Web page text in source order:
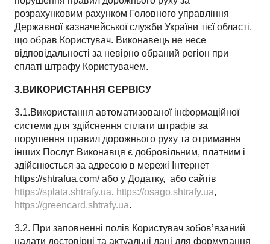
розрахунковим рахунком Головного управління
Державної казначейської служби України тієї області,
що обрав Користувач. Виконавець не несе
відповідальності за невірно обраний регіон при
сплаті штрафу Користувачем.
3.ВИКОРИСТАННЯ СЕРВІСУ
3.1.Використання автоматизованої інформаційної
системи для здійснення сплати штрафів за
порушення правил дорожнього руху та отримання
інших Послуг Виконавця є добровільним, платним і
здійснюється за адресою в мережі Інтернет
https://shtrafua.com/ або у Додатку, або сайтів
https://splata.shtrafy.ua, https://osago.shtrafy.ua,
https://greencard.shtrafy.ua.
3.2. При заповненні полів Користувач зобов’язаний
надати достовірні та актуальні дані для формування